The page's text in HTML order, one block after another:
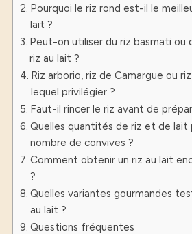
Pourquoi le riz rond est-il le
lait ?
Peut-on utiliser du riz basmati ou
riz au lait ?
Riz arborio, riz de Camargue ou
lequel privilégier ?
Faut-il rincer le riz avant de
Quelles quantités de riz et de lait
nombre de convives ?
Comment obtenir un riz au lait
?
Quelles variantes gourmandes
au lait ?
Questions fréquentes